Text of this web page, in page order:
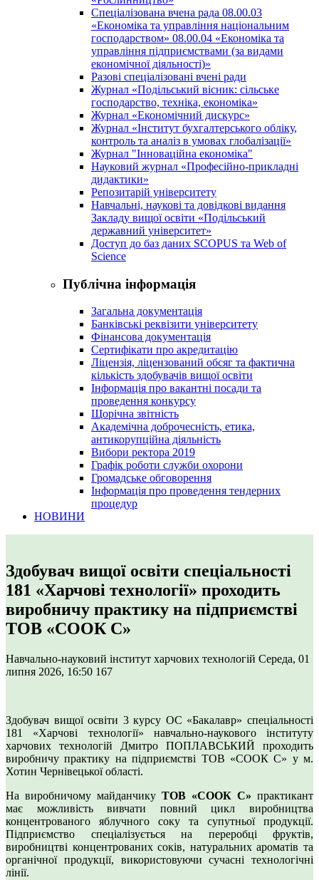
Спеціалізована вчена рада 08.00.03
«Економіка та управління національним
господарством» 08.00.04 «Економіка та
управління підприємствами (за видами
економічної діяльності)»
Разові спеціалізовані вчені ради
Журнал «Подільський вісник: сільське
господарство, техніка, економіка»
Журнал «Економічний дискурс»
Журнал «Інститут бухгалтерського обліку,
контроль та аналіз в умовах глобалізації»
Журнал "Інноваційна економіка"
Науковий журнал «Професійно-прикладні
дидактики»
Репозитарій університету
Навчальні, наукові та довідкові видання
Закладу вищої освіти «Подільський
державний університет»
Доступ до баз даних SCOPUS та Web of
Science
Публічна інформація
Загальна документація
Банківські реквізити університету
Фінансова документація
Сертифікати про акредитацію
Ліцензія, ліцензований обсяг та фактична
кількість здобувачів вищої освіти
Інформація про вакантні посади та
проведення конкурсу
Щорічна звітність
Академічна доброчесність, етика,
антикорупційна діяльність
Вибори ректора 2019
Графік роботи служби охорони
Громадське обговорення
Інформація про проведення тендерних
процедур
НОВИНИ
Здобувач вищої освіти спеціальності
181 «Харчові технології» проходить
виробничу практику на підприємстві
ТОВ «СООК С»
Навчально-науковий інститут харчових технологій Середа, 01
липня 2026, 16:50 167
Здобувач вищої освіти 3 курсу ОС «Бакалавр» спеціальності
181 «Харчові технології» навчально-наукового інституту
харчових технологій Дмитро ПОПЛАВСЬКИЙ проходить
виробничу практику на підприємстві ТОВ «СООК С» у м.
Хотин Чернівецької області.
На виробничому майданчику ТОВ «СООК С» практикант
має можливість вивчати повний цикл виробництва
концентрованого яблучного соку та супутньої продукції.
Підприємство спеціалізується на переробці фруктів,
виробництві концентрованих соків, натуральних ароматів та
органічної продукції, використовуючи сучасні технологічні
лінії.